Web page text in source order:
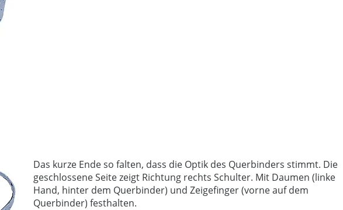
Das kurze Ende so falten, dass die Optik des Querbinders stimmt. Die
geschlossene Seite zeigt Richtung rechts Schulter. Mit Daumen (linke
Hand, hinter dem Querbinder) und Zeigefinger (vorne auf dem
Querbinder) festhalten.